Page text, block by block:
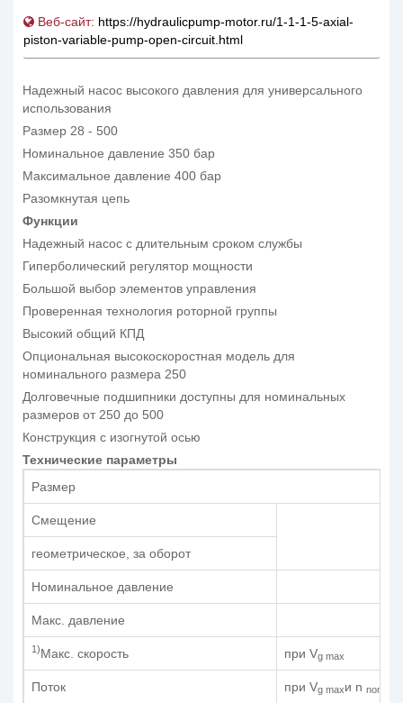
Веб-сайт: https://hydraulicpump-motor.ru/1-1-1-5-axial-
piston-variable-pump-open-circuit.html
Надежный насос высокого давления для универсального
использования
Размер 28 - 500
Номинальное давление 350 бар
Максимальное давление 400 бар
Разомкнутая цепь
Функции
Надежный насос с длительным сроком службы
Гиперболический регулятор мощности
Большой выбор элементов управления
Проверенная технология роторной группы
Высокий общий КПД
Опциональная высокоскоростная модель для
номинального размера 250
Долговечные подшипники доступны для номинальных
размеров от 250 до 500
Конструкция с изогнутой осью
Технические параметры
Размер
Смещение
геометрическое, за оборот
Номинальное давление
Макс. давление
1)Макс. скорость при Vg max
Поток при Vg maxи n nom